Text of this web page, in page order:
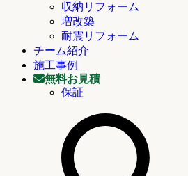
収納リフォーム
増改築
耐震リフォーム
チーム紹介
施工事例
無料お見積
保証